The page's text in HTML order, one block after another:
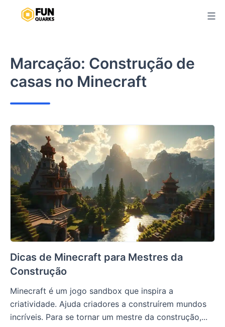
Marcação: Construção de
casas no Minecraft
Dicas de Minecraft para Mestres da
Construção
Minecraft é um jogo sandbox que inspira a
criatividade. Ajuda criadores a construírem mundos
incríveis. Para se tornar um mestre da construção,...